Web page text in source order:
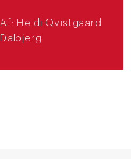
Af: Heidi Qvistgaard
Dalbjerg